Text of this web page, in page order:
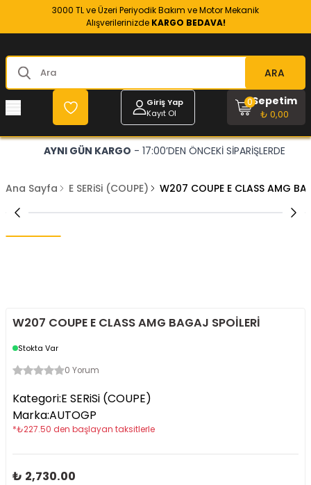
3000 TL ve Üzeri Periyodik Bakım ve Motor Mekanik
Alışverilerinizde KARGO BEDAVA!
ARA
Giriş Yap
Kayıt Ol
Sepetim
₺ 0,00
0
AYNI GÜN KARGO - 17:00’DEN ÖNCEKİ SİPARİŞLERDE
Ana Sayfa E SERiSi (COUPE) W207 COUPE E CLASS AMG
W207 COUPE E CLASS AMG BAGAJ SPOİLERİ
Stokta Var
0 Yorum
Kategori:E SERiSi (COUPE)
Marka:AUTOGP
*₺227.50 den başlayan taksitlerle
₺ 2,730.00